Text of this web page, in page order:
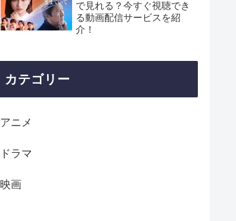
で見れる？今すぐ視聴でき
る動画配信サービスを紹
介！
カテゴリー
アニメ
ドラマ
映画